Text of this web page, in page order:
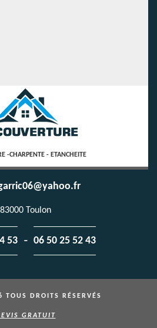
-CHARPENTE - ETANCHEITE
83000 Toulon
53 - 06 50 25 52 43
DROITS RÉSERVÉS
GRATUIT